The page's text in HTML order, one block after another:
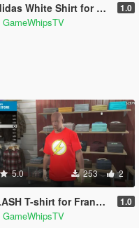
White Shirt for Franklin 1.0
GameWhipsTV
5.0 253 2
T-shirt for Franklin 1.0
GameWhipsTV